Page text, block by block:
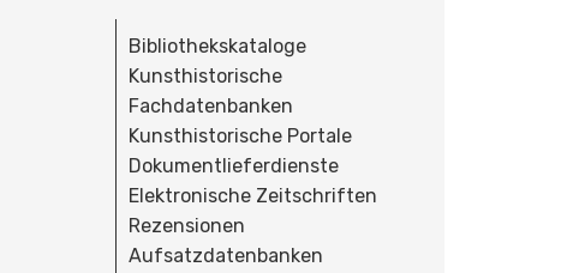
Bibliothekskataloge
Kunsthistorische
Fachdatenbanken
Kunsthistorische Portale
Dokumentlieferdienste
Elektronische Zeitschriften
Rezensionen
Aufsatzdatenbanken